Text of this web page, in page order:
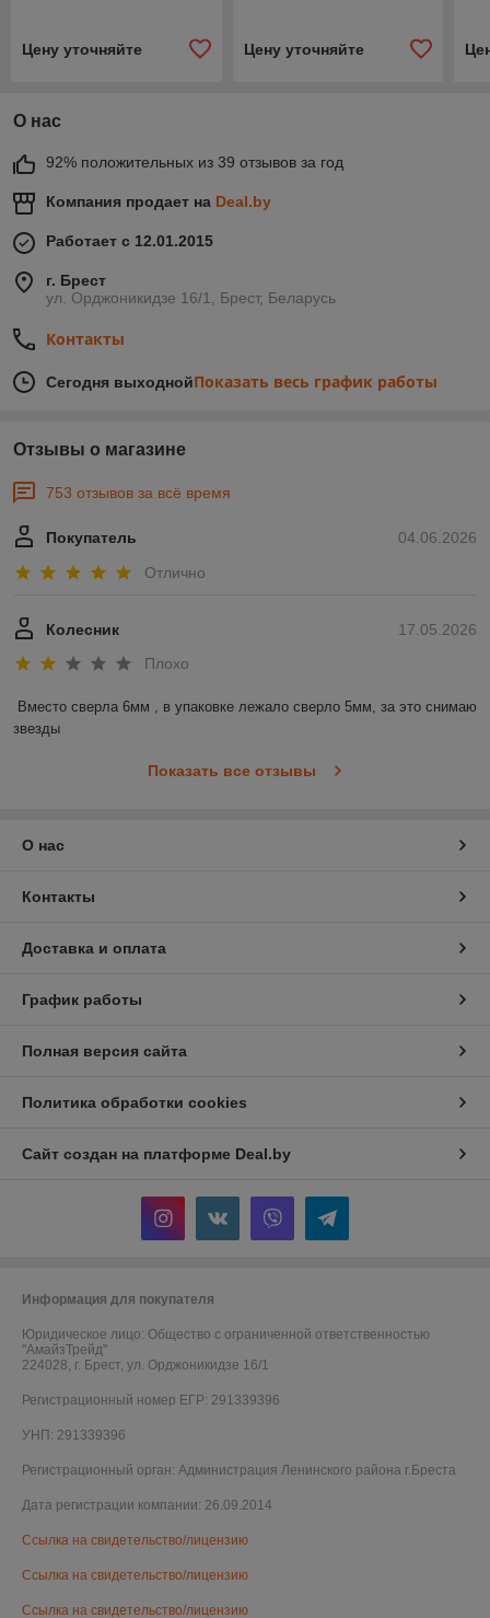
Цену уточняйте Цену уточняйте
О нас
92% положительных из 39 отзывов за год
Компания продает на Deal.by
Работает с 12.01.2015
г. Брест
ул. Орджоникидзе 16/1, Брест, Беларусь
Контакты
Сегодня выходнойПоказать весь график работы
Отзывы о магазине
753 отзывов за всё время
04.06.2026
Покупатель
Отлично
17.05.2026
Колесник
Плохо
Вместо сверла 6мм , в упаковке лежало сверло 5мм, за это снимаю
звезды
Показать все отзывы
О нас
Контакты
Доставка и оплата
График работы
Полная версия сайта
Политика обработки cookies
Сайт создан на платформе Deal.by
Информация для покупателя
Юридическое лицо: Общество с ограниченной ответственностью
"АмайзТрейд"
224028, г. Брест, ул. Орджоникидзе 16/1
Регистрационный номер ЕГР: 291339396
УНП: 291339396
Регистрационный орган: Администрация Ленинского района г.Бреста
Дата регистрации компании: 26.09.2014
Ссылка на свидетельство/лицензию
Ссылка на свидетельство/лицензию
Ссылка на свидетельство/лицензию